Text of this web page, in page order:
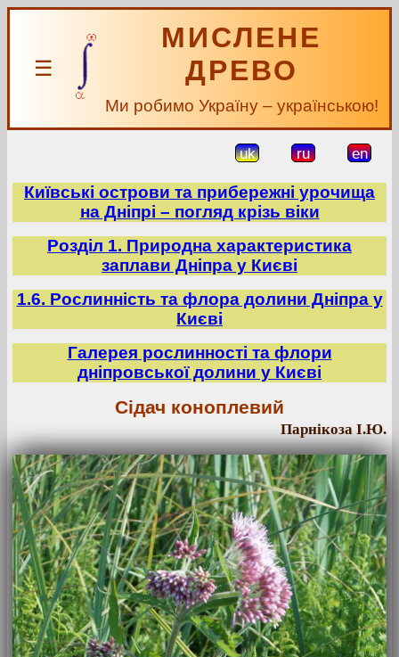
☰
МИСЛЕНЕ
ДРЕВО
Ми робимо Україну – українською!
uk ru en
Київські острови та прибережні урочища
на Дніпрі – погляд крізь віки
Розділ 1. Природна характеристика
заплави Дніпра у Києві
1.6. Рослинність та флора долини Дніпра у
Києві
Галерея рослинності та флори
дніпровської долини у Києві
Сідач коноплевий
Парнікоза І.Ю.